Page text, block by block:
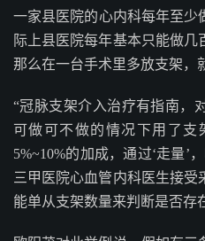
一家县医院的心内科每年至少
际上县医院每年基本只能做几
那么在一台手术里多放支架，
“冠脉支架介入治疗有指南，
可做可不做的情况下用了支
5%~10%的加成，通过‘走量’
三甲医院心血管内科医生接
能单从支架数量来判断是否存